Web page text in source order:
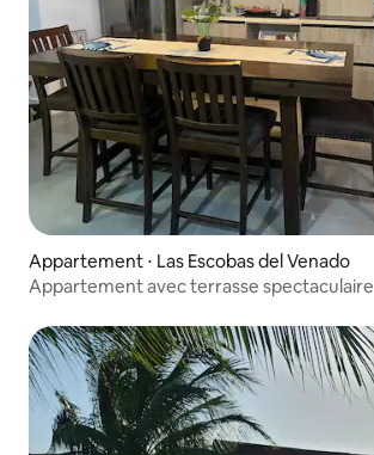
Appartement ⋅ Las Escobas del Venado
Appartement avec terrasse spectaculaire